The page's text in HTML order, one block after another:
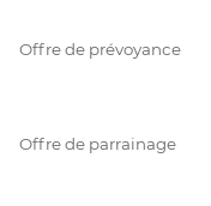
Offre de prévoyance
Offre de parrainage